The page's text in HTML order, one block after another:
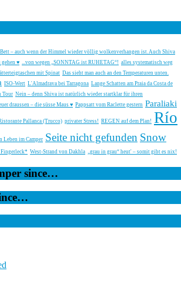
– auch wenn der Himmel wieder völlig wolkenverhangen ist. Auch Shiva
gehen ♥ ...von wegen „SONNTAG ist RUHETAG“! alles systematisch weg
mit Spinat Das sieht man auch an den Temperaturen unten.
ISO-Wert L'Almadrava bei Tarragona Lange Schatten am Praia da Costa de
Tour Nein – denn Shiva ist natürlich wieder startklar für ihren
draussen – die süsse Maus ♥ Pappsatt vom Raclette gestern Paraliaki
Pallanca (Trucco) privater Stress! REGEN auf dem Plan! Río
Leben im Camper Seite nicht gefunden Snow
West-Strand von Dakhla „grau in grau“ heut' – somit gibt es nix!
since…